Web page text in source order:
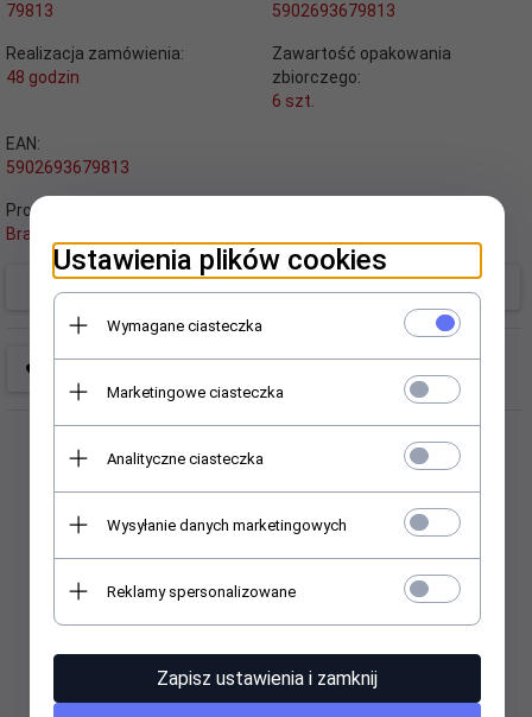
79813
5902693679813
Realizacja zamówienia:
48 godzin
Zawartość opakowania
zbiorczego:
6 szt.
EAN:
5902693679813
Producent:
Brak
Brak
Polecamy
Ustawienia plików cookies
Wymagane ciasteczka
Marketingowe ciasteczka
Analityczne ciasteczka
Wysyłanie danych marketingowych
Reklamy spersonalizowane
Zapisz ustawienia i zamknij